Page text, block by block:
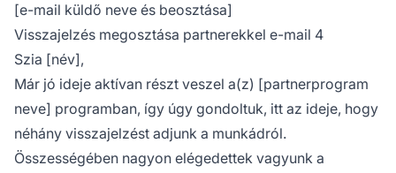
[e-mail küldő neve és beosztása]
Visszajelzés megosztása partnerekkel e-mail 4
Szia [név],
Már jó ideje aktívan részt veszel a(z) [partnerprogram
neve] programban, így úgy gondoltuk, itt az ideje, hogy
néhány visszajelzést adjunk a munkádról.
Összességében nagyon elégedettek vagyunk a